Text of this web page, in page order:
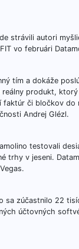
strávili autori
vo februári
tím a dokáže
produkt,
či bločkov
Andrej Glézl.
testovali
trhy v jeseni.
sa zúčastnilo 22
účtovných